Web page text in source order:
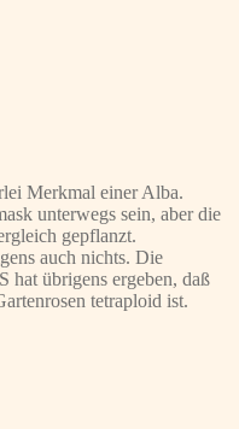
Merkmal einer Alba.
unterwegs sein, aber die
gepflanzt.
auch nichts. Die
hat übrigens ergeben, daß
tetraploid ist.